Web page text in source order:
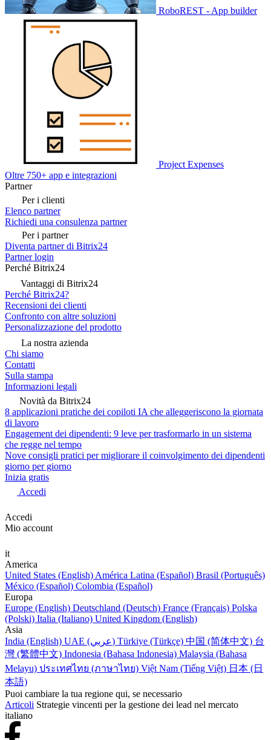
RoboREST - App builder
Project Expenses
Oltre 750+ app e integrazioni
Partner
Per i clienti
Elenco partner
Richiedi una consulenza partner
Per i partner
Diventa partner di Bitrix24
Partner login
Perché Bitrix24
Vantaggi di Bitrix24
Perché Bitrix24?
Recensioni dei clienti
Confronto con altre soluzioni
Personalizzazione del prodotto
La nostra azienda
Chi siamo
Contatti
Sulla stampa
Informazioni legali
Novità da Bitrix24
8 applicazioni pratiche dei copiloti IA che alleggeriscono la giornata
di lavoro
Engagement dei dipendenti: 9 leve per trasformarlo in un sistema
che regge nel tempo
Nove consigli pratici per migliorare il coinvolgimento dei dipendenti
giorno per giorno
Inizia gratis
Accedi
Accedi
Mio account
it
America
United States (English) América Latina (Español) Brasil (Português)
México (Español) Colombia (Español)
Europa
Europe (English) Deutschland (Deutsch) France (Français) Polska
(Polski) Italia (Italiano) United Kingdom (English)
Asia
India (English)
UAE (عربي) Türkiye (Türkçe) 中国 (简体中文) 台
灣 (繁體中文) Indonesia (Bahasa Indonesia) Malaysia (Bahasa
Melayu) ประเทศไทย (ภาษาไทย) Việt Nam (Tiếng Việt) 日本 (日
本語)
Puoi cambiare la tua regione qui, se necessario
Articoli Strategie vincenti per la gestione dei lead nel mercato
italiano